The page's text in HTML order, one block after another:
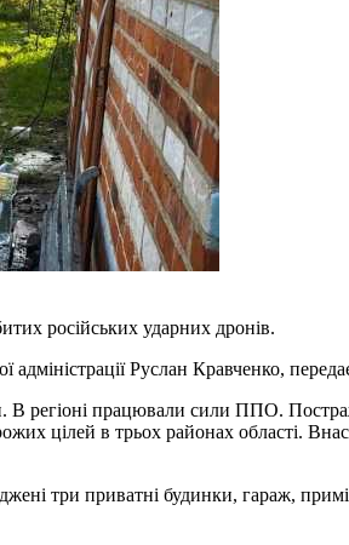
російських ударних дронів.
адміністрації Руслан Кравченко,
регіоні працювали сили ППО.
цілей в трьох районах області.
три приватні будинки, гараж,